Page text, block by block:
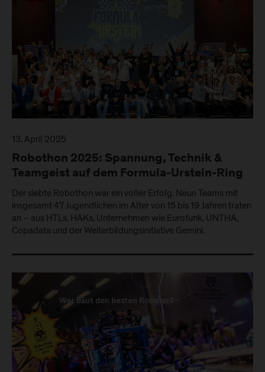
13. April 2025
Robothon 2025: Spannung, Technik &
Teamgeist auf dem Formula-Urstein-Ring
Der siebte Robothon war ein voller Erfolg. Neun Teams mit
insgesamt 47 Jugendlichen im Alter von 15 bis 19 Jahren traten
an – aus HTLs, HAKs, Unternehmen wie Eurofunk, UNTHA,
Copadata und der Weiterbildungsinitiative Gemini.